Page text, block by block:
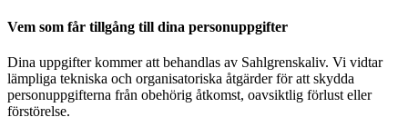
Vem som får tillgång till dina personuppgifter
Dina uppgifter kommer att behandlas av Sahlgrenskaliv. Vi vidtar
lämpliga tekniska och organisatoriska åtgärder för att skydda
personuppgifterna från obehörig åtkomst, oavsiktlig förlust eller
förstörelse.